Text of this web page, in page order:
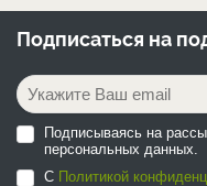
Подписаться на
Подписываясь на
персональных данных.
С Политикой